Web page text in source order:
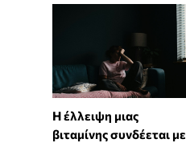
⁠Η έλλειψη μιας
βιταμίνης συνδέεται με